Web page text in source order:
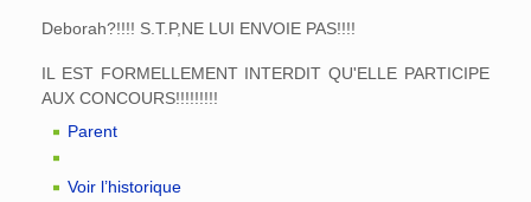
Deborah?!!!! S.T.P,NE LUI ENVOIE PAS!!!!
IL EST FORMELLEMENT INTERDIT QU'ELLE PARTICIPE
AUX CONCOURS!!!!!!!!!
Parent
Voir l’historique